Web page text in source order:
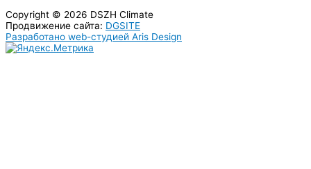
Copyright © 2026 DSZH Climate
Продвижение сайта: DGSITE
Разработано web-студией Aris Design